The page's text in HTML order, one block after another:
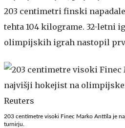
203 centimetri finski
tehta 104 kilograme. 32-letni
olimpijskih igrah nastopil
203 centimetre visoki Finec Marko Anttila je
turnirju.